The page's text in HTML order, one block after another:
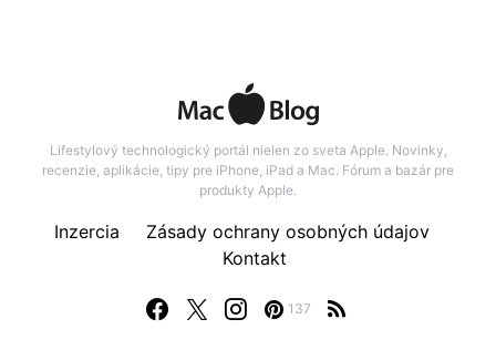
Lifestylový technologický portál nielen zo sveta Apple. Novinky,
recenzie, aplikácie, tipy pre iPhone, iPad a Mac. Fórum a bazár pre
produkty Apple.
137
Inzercia
Zásady ochrany osobných údajov
Kontakt